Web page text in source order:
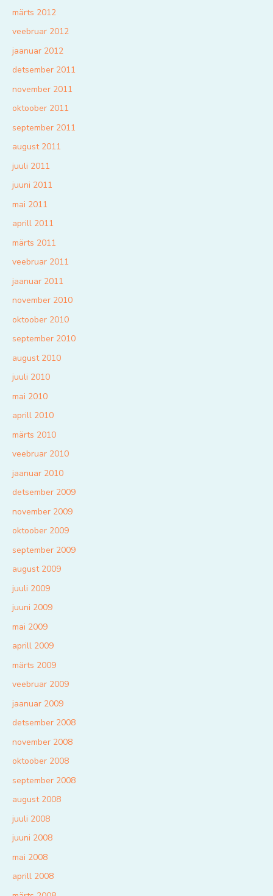
märts 2012
veebruar 2012
jaanuar 2012
detsember 2011
november 2011
oktoober 2011
september 2011
august 2011
juuli 2011
juuni 2011
mai 2011
aprill 2011
märts 2011
veebruar 2011
jaanuar 2011
november 2010
oktoober 2010
september 2010
august 2010
juuli 2010
mai 2010
aprill 2010
märts 2010
veebruar 2010
jaanuar 2010
detsember 2009
november 2009
oktoober 2009
september 2009
august 2009
juuli 2009
juuni 2009
mai 2009
aprill 2009
märts 2009
veebruar 2009
jaanuar 2009
detsember 2008
november 2008
oktoober 2008
september 2008
august 2008
juuli 2008
juuni 2008
mai 2008
aprill 2008